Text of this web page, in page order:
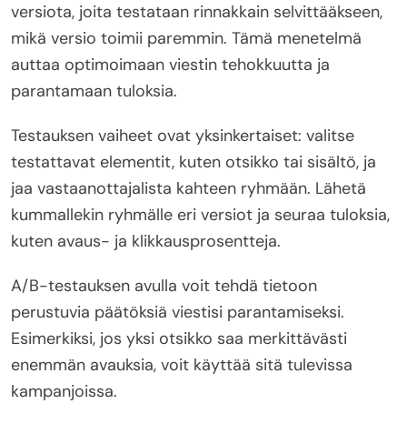
versiota, joita testataan rinnakkain selvittääkseen,
mikä versio toimii paremmin. Tämä menetelmä
auttaa optimoimaan viestin tehokkuutta ja
parantamaan tuloksia.
Testauksen vaiheet ovat yksinkertaiset: valitse
testattavat elementit, kuten otsikko tai sisältö, ja
jaa vastaanottajalista kahteen ryhmään. Lähetä
kummallekin ryhmälle eri versiot ja seuraa tuloksia,
kuten avaus- ja klikkausprosentteja.
A/B-testauksen avulla voit tehdä tietoon
perustuvia päätöksiä viestisi parantamiseksi.
Esimerkiksi, jos yksi otsikko saa merkittävästi
enemmän avauksia, voit käyttää sitä tulevissa
kampanjoissa.